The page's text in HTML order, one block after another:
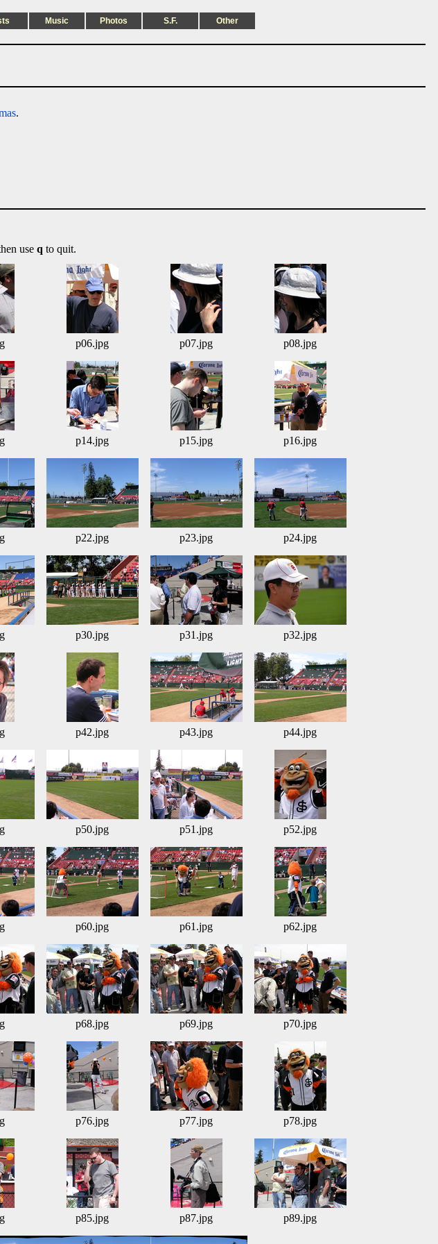
Music Photos S.F. Other
.
use q to quit.
p06.jpg p07.jpg p08.jpg
p14.jpg p15.jpg p16.jpg
p22.jpg p23.jpg p24.jpg
p30.jpg p31.jpg p32.jpg
p42.jpg p43.jpg p44.jpg
p50.jpg p51.jpg p52.jpg
p60.jpg p61.jpg p62.jpg
p68.jpg p69.jpg p70.jpg
p76.jpg p77.jpg p78.jpg
p85.jpg p87.jpg p89.jpg